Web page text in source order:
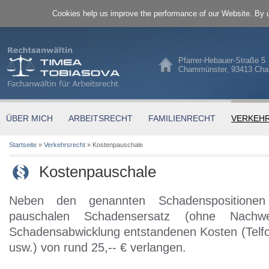
Cookies help us improve the performance of our Website.
Pfarrer-Hebauer-Straße 5
Chammünster, 93413
ÜBER MICH ARBEITSRECHT FAMILIENRECHT
Startseite » Verkehrsrecht » Kostenpauschale
Kostenpauschale
Neben den genannten
pauschalen Schadensersatz (ohne
Schadensabwicklung entstandenen Kosten
usw.) von rund 25,-- € verlangen.